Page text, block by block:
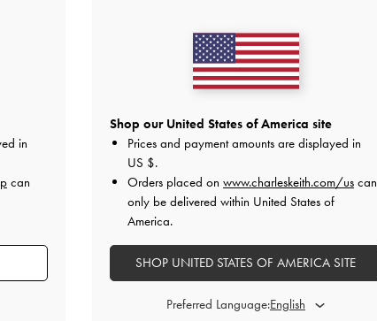
1
0
0
0
in
can
Shop our United States of America site
Prices and payment amounts are displayed in
US $.
Orders placed on www.charleskeith.com/us can
only be delivered within United States of
America.
SHOP UNITED STATES OF AMERICA SITE
Preferred Language: